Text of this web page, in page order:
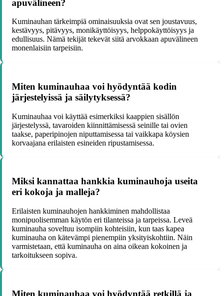
apuvälineen?
Kuminauhan tärkeimpiä ominaisuuksia ovat sen joustavuus,
kestävyys, pitävyys, monikäyttöisyys, helppokäyttöisyys ja
edullisuus. Nämä tekijät tekevät siitä arvokkaan apuvälineen
monenlaisiin tarpeisiin.
Miten kuminauhaa voi hyödyntää kodin
järjestelyissä ja säilytyksessä?
Kuminauhaa voi käyttää esimerkiksi kaappien sisällön
järjestelyssä, tavaroiden kiinnittämisessä seinille tai ovien
taakse, paperipinojen niputtamisessa tai vaikkapa köysien
korvaajana erilaisten esineiden ripustamisessa.
Miksi kannattaa hankkia kuminauhoja useita
eri kokoja ja malleja?
Erilaisten kuminauhojen hankkiminen mahdollistaa
monipuolisemman käytön eri tilanteissa ja tarpeissa. Leveä
kuminauha soveltuu isompiin kohteisiin, kun taas kapea
kuminauha on kätevämpi pienempiin yksityiskohtiin. Näin
varmistetaan, että kuminauha on aina oikean kokoinen ja
tarkoitukseen sopiva.
Miten kuminauhaa voi hyödyntää retkillä ja